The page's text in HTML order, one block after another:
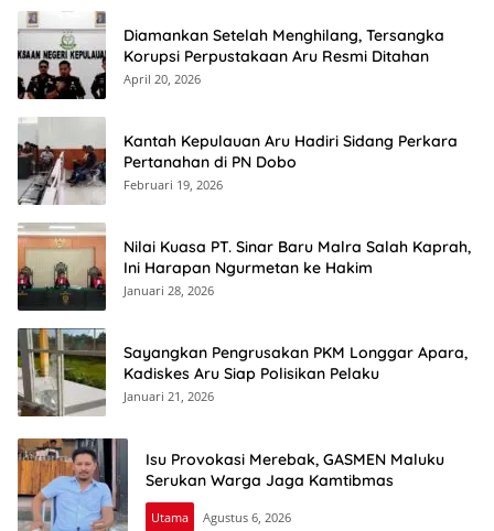
Diamankan Setelah Menghilang, Tersangka
Korupsi Perpustakaan Aru Resmi Ditahan
April 20, 2026
Kantah Kepulauan Aru Hadiri Sidang Perkara
Pertanahan di PN Dobo
Februari 19, 2026
Nilai Kuasa PT. Sinar Baru Malra Salah Kaprah,
Ini Harapan Ngurmetan ke Hakim
Januari 28, 2026
Sayangkan Pengrusakan PKM Longgar Apara,
Kadiskes Aru Siap Polisikan Pelaku
Januari 21, 2026
Isu Provokasi Merebak, GASMEN Maluku
Serukan Warga Jaga Kamtibmas
Utama Agustus 6, 2026